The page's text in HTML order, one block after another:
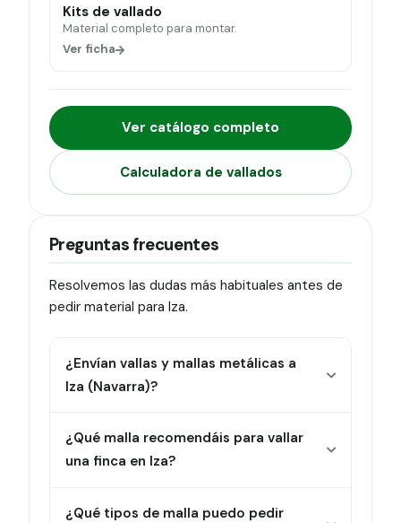
Kits de vallado
Material completo para montar.
Ver ficha
Ver catálogo completo
Calculadora de vallados
Preguntas frecuentes
Resolvemos las dudas más habituales antes de
pedir material para Iza.
¿Envían vallas y mallas metálicas a
Iza (Navarra)?
¿Qué malla recomendáis para vallar
una finca en Iza?
¿Qué tipos de malla puedo pedir